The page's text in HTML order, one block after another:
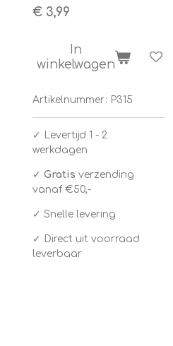
€ 3,99
In
winkelwagen
Artikelnummer: P315
✓
Levertijd 1 - 2
werkdagen
✓ Gratis verzending
vanaf €50,-
✓ Snelle levering
✓ Direct uit voorraad
leverbaar